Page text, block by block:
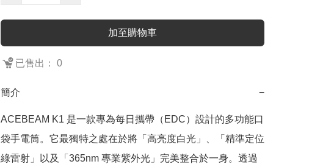
加至購物車
已售出： 0
簡介 −
ACEBEAM K1 是一款專為每日攜帶（EDC）設計的多功能口
袋手電筒。它最獨特之處在於將「高亮度白光」、「精準定位
綠雷射」以及「365nm 專業紫外光」完美整合於一身。透過